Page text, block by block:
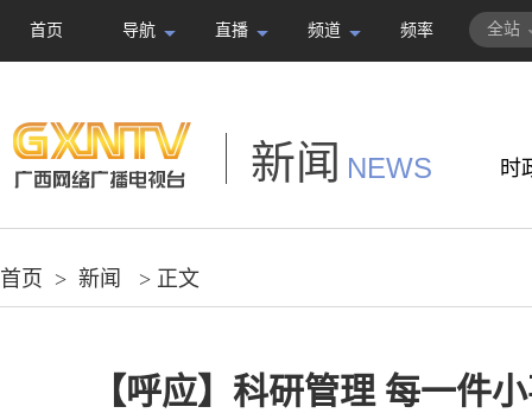
首页 导航 直播 频道 频率 全站
新闻 NEWS 时
首页 > 新闻 > 正文
【呼应】科研管理 每一件